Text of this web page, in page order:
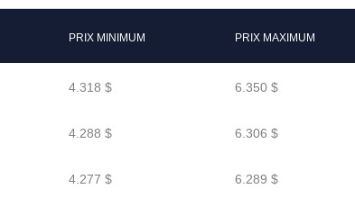
PRIX MINIMUM PRIX MAXIMUM
4.318 $ 6.350 $
4.288 $ 6.306 $
4.277 $ 6.289 $